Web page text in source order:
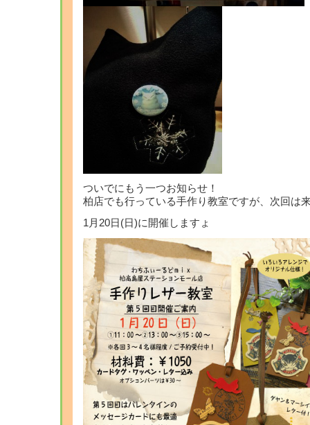
ついでにもう一つお知らせ！
柏店でも行っている手作り教室ですが、次回は
1月20日(日)に開催しますょ